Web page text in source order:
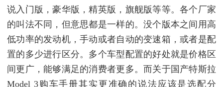
说入门版，豪华版，精英版，旗舰版等等。各个厂家
的叫法不同，但意思都是一样的。没个版本之间用高
低功率的发动机，手动或者自动的变速箱，或者是配
置的多少进行区分。多个车型配置的好处就是价格区
间更广，能够满足的消费者更多。而关于国产特斯拉
Model 3购车手册其实更准确的说法应该是选配分